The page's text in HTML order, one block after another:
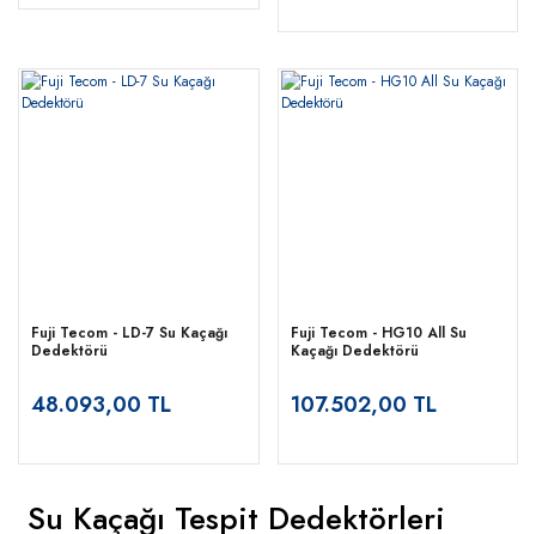
Fuji Tecom - LD-7 Su Kaçağı
Dedektörü
48.093,00 TL
Fuji Tecom - HG10 All Su
Kaçağı Dedektörü
107.502,00 TL
Su Kaçağı Tespit Dedektörleri